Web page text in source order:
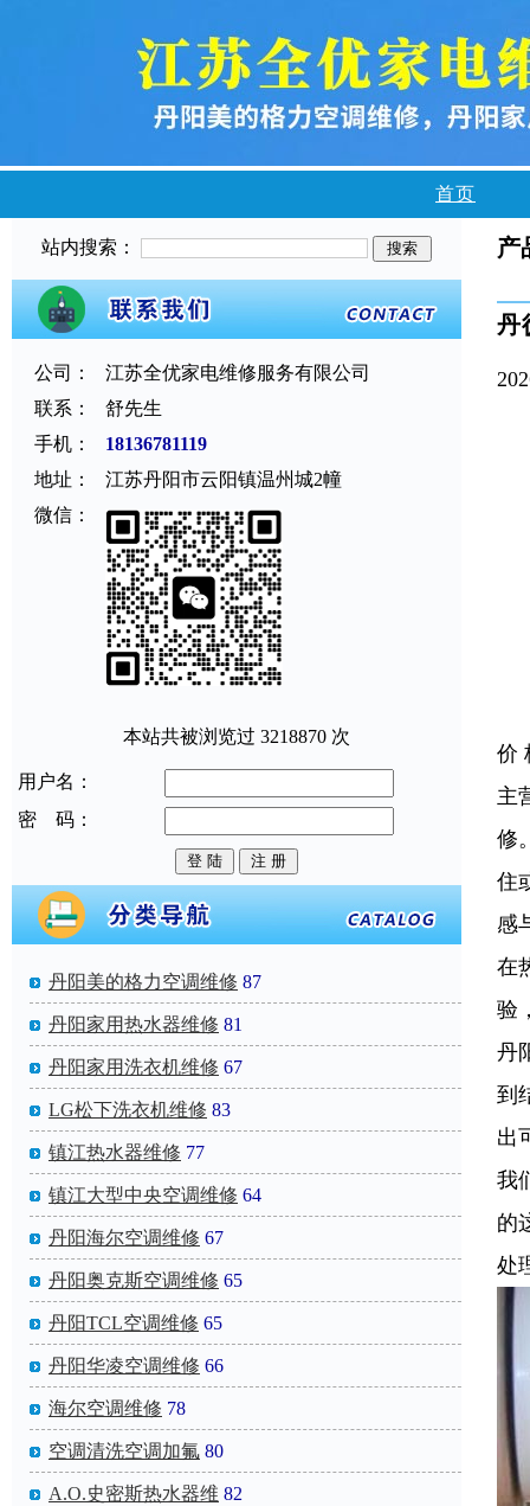
首页
站内搜索：
公司：
江苏全优家电维修服务有限公司
联系：
舒先生
手机：
18136781119
地址：
江苏丹阳市云阳镇温州城2幢
微信：
本站共被浏览过 3218870 次
用户名：
密 码：
丹阳美的格力空调维修 87
丹阳家用热水器维修 81
丹阳家用洗衣机维修 67
‌LG松下洗衣机维修 83
镇江热水器维修 77
镇江大型中央空调维修 64
丹阳海尔空调维修 67
丹阳奥克斯空调维修 65
丹阳TCL空调维修 65
丹阳华凌空调维修 66
海尔空调维修 78
空调清洗空调加氟 80
A.O.史密斯热水器维 82
产
丹
价
主
修
住
感
在
验
丹
到
出
我
的
处